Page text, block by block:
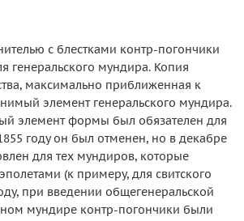
с блестками контр-погончики
генеральского мундира. Копия
максимально приближенная к
элемент генеральского мундира.
элемент формы был обязателен для
году он был отменен, но в декабре
для тех мундиров, которые
(к примеру, для свитского
при введении общегенеральской
мундире контр-погончики были